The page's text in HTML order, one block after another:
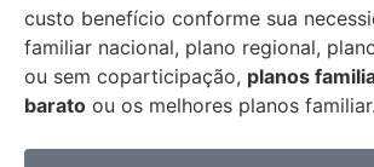
custo benefício conforme sua
familiar nacional, plano regional,
ou sem coparticipação, planos
barato ou os melhores planos familiar.